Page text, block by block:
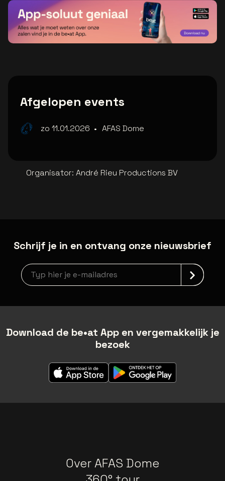
Afgelopen events
zo 11.01.2026 • AFAS Dome
Organisator: André Rieu Productions BV
Schrijf je in en ontvang onze nieuwsbrief
Nieuwsbrief aanmelding
Download de be•at App en vergemakkelijk je
bezoek
Over AFAS Dome